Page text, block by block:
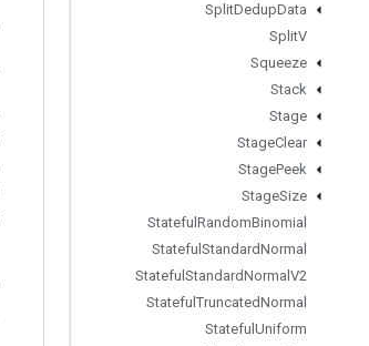
SplitDedupData
SplitV
Squeeze
Stack
Stage
StageClear
StagePeek
StageSize
Stateful RandomBinomial
Stateful StandardNormal
Stateful StandardNormal V2
Stateful TruncatedNormal
Stateful Uniform